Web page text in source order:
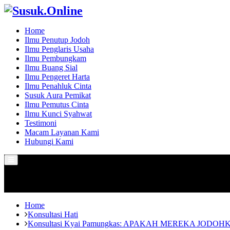
Home
Ilmu Penutup Jodoh
Ilmu Penglaris Usaha
Ilmu Pembungkam
Ilmu Buang Sial
Ilmu Pengeret Harta
Ilmu Penahluk Cinta
Susuk Aura Pemikat
Ilmu Pemutus Cinta
Ilmu Kunci Syahwat
Testimoni
Macam Layanan Kami
Hubungi Kami
Menu
Home
Konsultasi Hati
Konsultasi Kyai Pamungkas: APAKAH MEREKA